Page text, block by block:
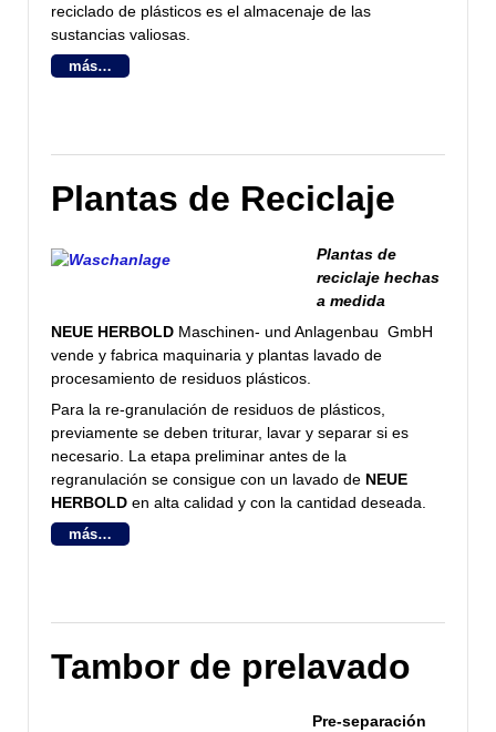
reciclado de plásticos es el almacenaje de las
sustancias valiosas.
más…
Plantas de Reciclaje
Plantas de
reciclaje hechas
a medida
NEUE HERBOLD Maschinen- und Anlagenbau GmbH
vende y fabrica maquinaria y plantas lavado de
procesamiento de residuos plásticos.
Para la re-granulación de residuos de plásticos,
previamente se deben triturar, lavar y separar si es
necesario. La etapa preliminar antes de la
regranulación se consigue con un lavado de NEUE
HERBOLD en alta calidad y con la cantidad deseada.
más…
Tambor de prelavado
Pre-separación